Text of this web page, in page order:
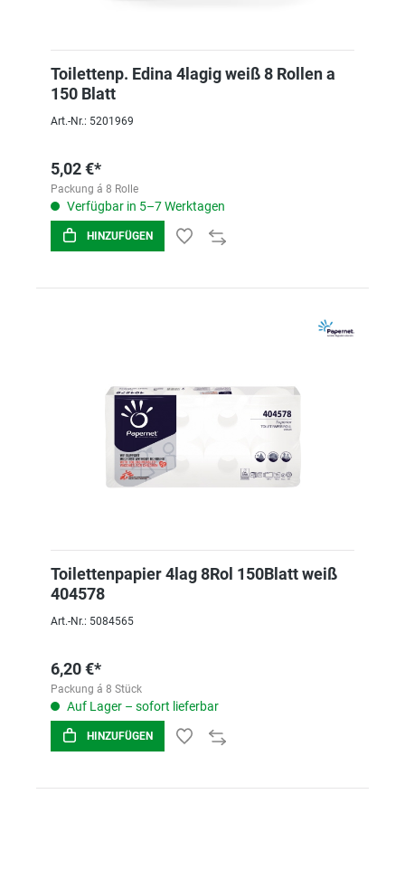
Toilettenp. Edina 4lagig weiß 8 Rollen a
150 Blatt
Art.-Nr.: 5201969
5,02 €*
Packung á 8 Rolle
Verfügbar in 5–7 Werktagen
HINZUFÜGEN
Toilettenpapier 4lag 8Rol 150Blatt weiß
404578
Art.-Nr.: 5084565
6,20 €*
Packung á 8 Stück
Auf Lager – sofort lieferbar
HINZUFÜGEN